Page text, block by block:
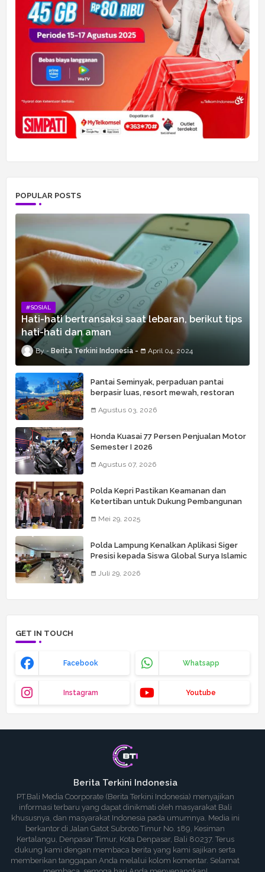
POPULAR POSTS
#SOSIAL
Hati-hati bertransaksi saat lebaran, berikut tips
hati-hati dan aman
Berita Terkini Indonesia April 04, 2024
Pantai Seminyak, perpaduan pantai
berpasir luas, resort mewah, restoran
Agustus 03, 2026
Honda Kuasai 77 Persen Penjualan Motor
Semester I 2026
Agustus 07, 2026
Polda Kepri Pastikan Keamanan dan
Ketertiban untuk Dukung Pembangunan
Mei 29, 2025
Polda Lampung Kenalkan Aplikasi Siger
Presisi kepada Siswa Global Surya Islamic
Juli 29, 2026
GET IN TOUCH
Facebook Whatsapp
Instagram Youtube
Berita Terkini Indonesia
PT.Bali Media Coorporate (Berita Terkini Indonesia) menyajikan
informasi terbaru yang dapat dinikmati oleh masyarakat Bali
khususnya, dan masyarakat Indonesia pada umumnya. Media ini
berkantor di Jalan Gatot Subroto Timur No. 189, Kesiman
Kertalangu, Denpasar Timur, Kota Denpasar, Bali 80237. Terus
dukung kami dengan membaca berita yang kami sajikan serta
memberikan tanggapan Anda melalui kolom komentar. Selamat